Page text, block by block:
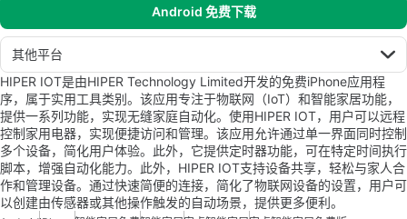
Android 免费下载
其他平台
HIPER IOT是由HIPER Technology Limited开发的免费iPhone应用程
序，属于实用工具类别。该应用专注于物联网（IoT）和智能家居功能，
提供一系列功能，实现无缝家庭自动化。使用HIPER IOT，用户可以远程
控制家用电器，实现便捷访问和管理。该应用允许通过单一界面同时控制
多个设备，简化用户体验。此外，它提供定时器功能，可在特定时间执行
脚本，增强自动化能力。此外，HIPER IOT支持设备共享，轻松与家人合
作和管理设备。通过快速简便的连接，简化了物联网设备的设置，用户可
以创建由传感器或其他操作触发的自动场景，提供更多便利。